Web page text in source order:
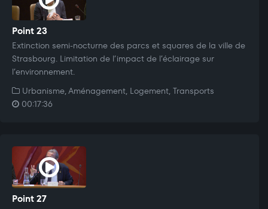
Point 23
Extinction semi-nocturne des parcs et squares de la ville de
Strasbourg. Limitation de l’impact de l’éclairage sur
l’environnement.
Urbanisme, Aménagement, Logement, Transports
00:17:36
Point 27